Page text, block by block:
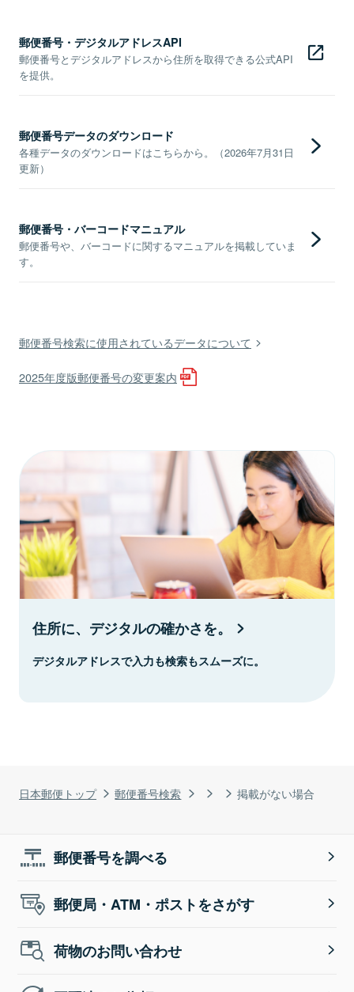
日本郵便トップ 郵便番号検索 掲載がない場合
郵便番号・デジタルアドレスAPI
郵便番号とデジタルアドレスから住所を取得できる公式API
を提供。
郵便番号データのダウンロード
各種データのダウンロードはこちらから。（2026年7月31日
更新）
郵便番号・バーコードマニュアル
郵便番号や、バーコードに関するマニュアルを掲載していま
す。
郵便番号検索に使用されているデータについて
2025年度版郵便番号の変更案内
住所に、デジタルの確かさを。
デジタルアドレスで入力も検索もスムーズに。
郵便番号を調べる
郵便局・ATM・ポストをさがす
荷物のお問い合わせ